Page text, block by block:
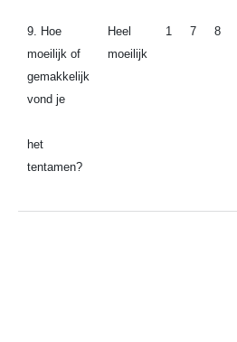
9. Hoe
moeilijk of
gemakkelijk
vond je
het
tentamen?
Heel
moeilijk
1 7 8